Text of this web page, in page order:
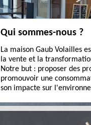
Qui sommes-nous ?
La maison Gaub Volailles
la vente et la
Notre but : proposer des
promouvoir une
son impacte sur